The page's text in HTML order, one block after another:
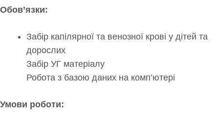
Обов’язки:
Забір капілярної та венозної крові у дітей та
дорослих
Забір УГ матеріалу
Робота з базою даних на комп’ютері
Умови роботи: